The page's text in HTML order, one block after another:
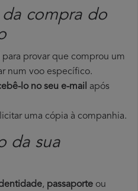
compra do
provar que comprou um
num voo específico.
lo no seu e-mail após
uma cópia à companhia.
da sua
, passaporte ou